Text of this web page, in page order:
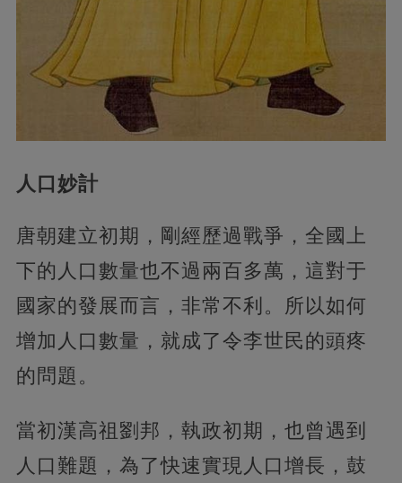
人口妙計
唐朝建立初期，剛經歷過戰爭，全國上
下的人口數量也不過兩百多萬，這對于
國家的發展而言，非常不利。所以如何
增加人口數量，就成了令李世民的頭疼
的問題。
當初漢高祖劉邦，執政初期，也曾遇到
人口難題，為了快速實現人口增長，鼓